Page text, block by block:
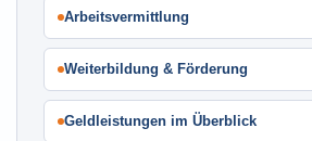
Arbeitsvermittlung
Weiterbildung & Förderung
Geldleistungen im Überblick